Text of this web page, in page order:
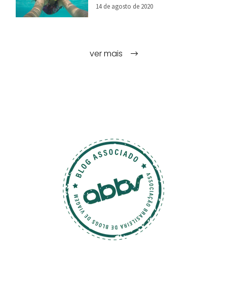
14 de agosto de 2020
ver mais